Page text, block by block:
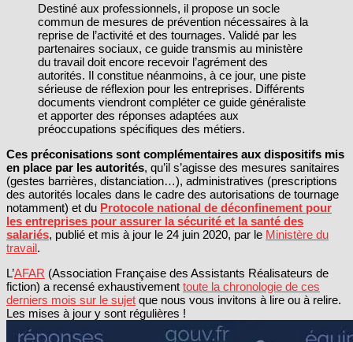
Destiné aux professionnels, il propose un socle
commun de mesures de prévention nécessaires à la
reprise de l’activité et des tournages. Validé par les
partenaires sociaux, ce guide transmis au ministère
du travail doit encore recevoir l’agrément des
autorités. Il constitue néanmoins, à ce jour, une piste
sérieuse de réflexion pour les entreprises. Différents
documents viendront compléter ce guide généraliste
et apporter des réponses adaptées aux
préoccupations spécifiques des métiers.
Ces préconisations sont complémentaires aux dispositifs mis
en place par les autorités, qu’il s’agisse des mesures sanitaires
(gestes barrières, distanciation…), administratives (prescriptions
des autorités locales dans le cadre des autorisations de tournage
notamment) et du Protocole national de déconfinement pour
les entreprises pour assurer la sécurité et la santé des
salariés, publié et mis à jour le 24 juin 2020, par le Ministère du
travail.
L’AFAR (Association Française des Assistants Réalisateurs de
fiction) a recensé exhaustivement toute la chronologie de ces
derniers mois sur le sujet que nous vous invitons à lire ou à relire.
Les mises à jour y sont régulières !